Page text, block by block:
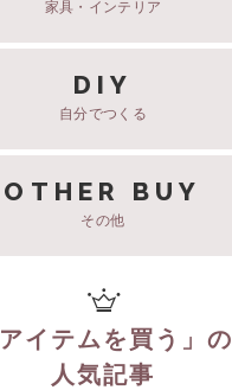
家具・インテリア
DIY
自分でつくる
OTHER BUY
その他
アイテムを買う 」の
人気記事